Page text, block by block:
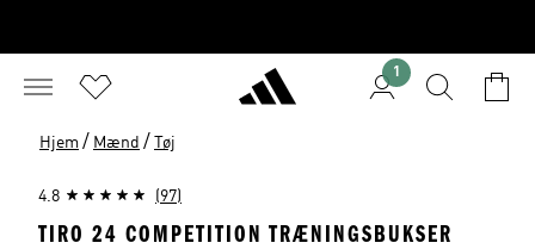
1
Hjem / Mænd / Tøj
4.8 (97)
TIRO 24 COMPETITION TRÆNINGSBUKSER